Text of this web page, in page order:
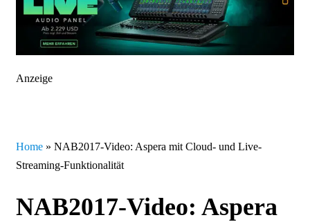
Anzeige
Home » NAB2017-Video: Aspera mit Cloud- und Live-
Streaming-Funktionalität
NAB2017-Video: Aspera